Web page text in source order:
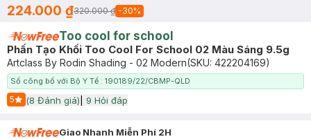
224.000 ₫320.000 ₫ -30%
Too cool for school
Phấn Tạo Khối Too Cool For School 02 Màu Sáng 9.5g
Artclass By Rodin Shading - 02 Modern(SKU: 422204169)
Số công bố với Bộ Y Tế : 190189/22/CBMP-QLD
5
Start Icon
(8 Đánh giá) 9 Hỏi đáp
Giao Nhanh Miễn Phí 2H